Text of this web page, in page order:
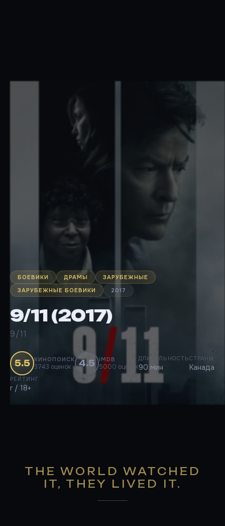
БОЕВИКИ ДРАМЫ
ЗАРУБЕЖНЫЕ
ЗАРУБЕЖНЫЕ БОЕВИКИ
2017
9/11 (2017)
9/11
5.5 КИНОПОИСК
3743 оценок 4.5 IMDB
5000 оценок
ДЛИТЕЛЬНОСТЬ
90 мин
СТРАНЫ
Канада
РЕЙТИНГ
r / 18+
THE WORLD WATCHED
IT, THEY LIVED IT.